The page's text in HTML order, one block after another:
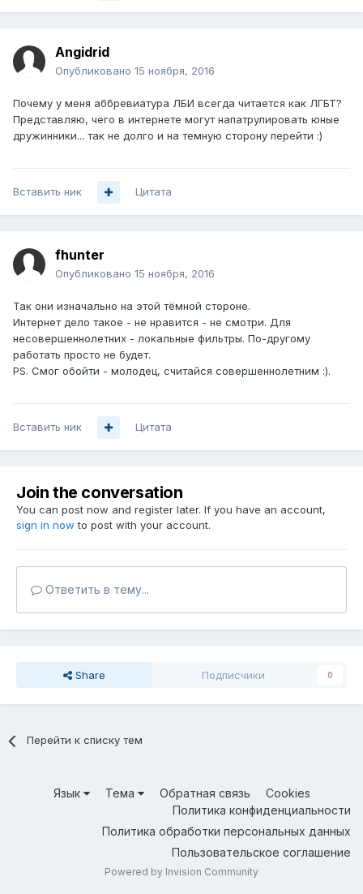
Angidrid
Опубликовано 15 ноября, 2016
Почему у меня аббревиатура ЛБИ всегда читается как ЛГБТ?
Представляю, чего в интернете могут напатрулировать юные
дружинники... так не долго и на темную сторону перейти :)
Вставить ник Цитата
fhunter
Опубликовано 15 ноября, 2016
Так они изначально на этой тёмной стороне.
Интернет дело такое - не нравится - не смотри. Для
несовершеннолетних - локальные фильтры. По-другому
работать просто не будет.
PS. Смог обойти - молодец, считайся совершеннолетним :).
Вставить ник Цитата
Join the conversation
You can post now and register later. If you have an account,
sign in now to post with your account.
Ответить в тему...
Share Подписчики 0
Перейти к списку тем
Язык Тема Обратная связь
Cookies
Политика конфиденциальности
Политика обработки персональных данных
Пользовательское соглашение
Powered by Invision Community